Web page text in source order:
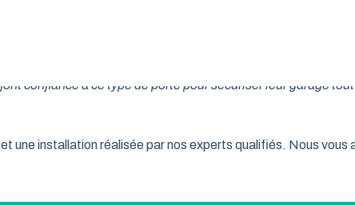
confiance à ce type de porte pour sécuriser leur garage
une installation réalisée par nos experts qualifiés. Nous